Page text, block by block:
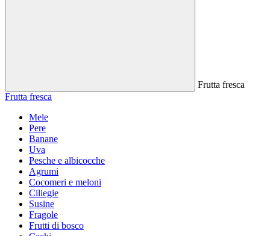
Frutta fresca
Frutta fresca
Mele
Pere
Banane
Uva
Pesche e albicocche
Agrumi
Cocomeri e meloni
Ciliegie
Susine
Fragole
Frutti di bosco